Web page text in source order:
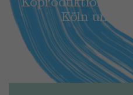
Workshop
Koproduktion mit
Köln und